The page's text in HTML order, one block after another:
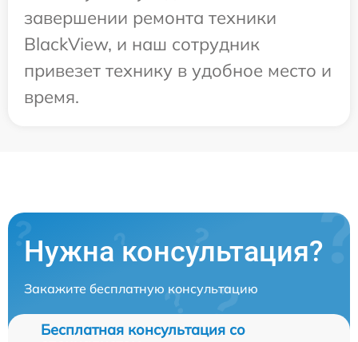
завершении ремонта техники
BlackView, и наш сотрудник
привезет технику в удобное место и
время.
Нужна консультация?
Закажите бесплатную консультацию
Бесплатная консультация со